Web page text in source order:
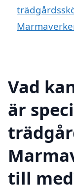
Vad
är
till